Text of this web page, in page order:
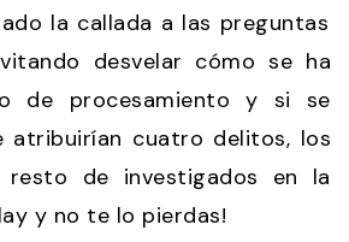
la callada a las preguntas
desvelar cómo se ha
de procesamiento y si se
atribuirían cuatro delitos, los
resto de investigados en la
y no te lo pierdas!